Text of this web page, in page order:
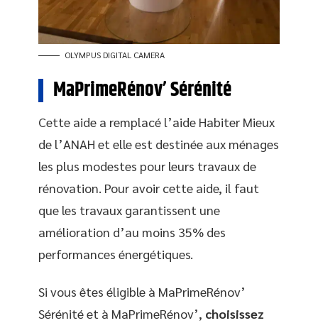
OLYMPUS DIGITAL CAMERA
MaPrimeRénov’ Sérénité
Cette aide a remplacé l’aide Habiter Mieux
de l’ANAH et elle est destinée aux ménages
les plus modestes pour leurs travaux de
rénovation. Pour avoir cette aide, il faut
que les travaux garantissent une
amélioration d’au moins 35% des
performances énergétiques.
Si vous êtes éligible à MaPrimeRénov’
Sérénité et à MaPrimeRénov’, choisissez